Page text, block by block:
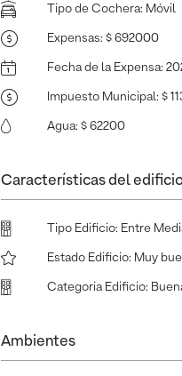
Tipo de Cochera: Móvil
Expensas: $ 692000
Fecha de la Expensa:
Impuesto Municipal : $
Agua: $ 62200
Características del
Tipo Edificio: Entre
Estado Edificio: Muy
Categoria Edificio:
Ambientes